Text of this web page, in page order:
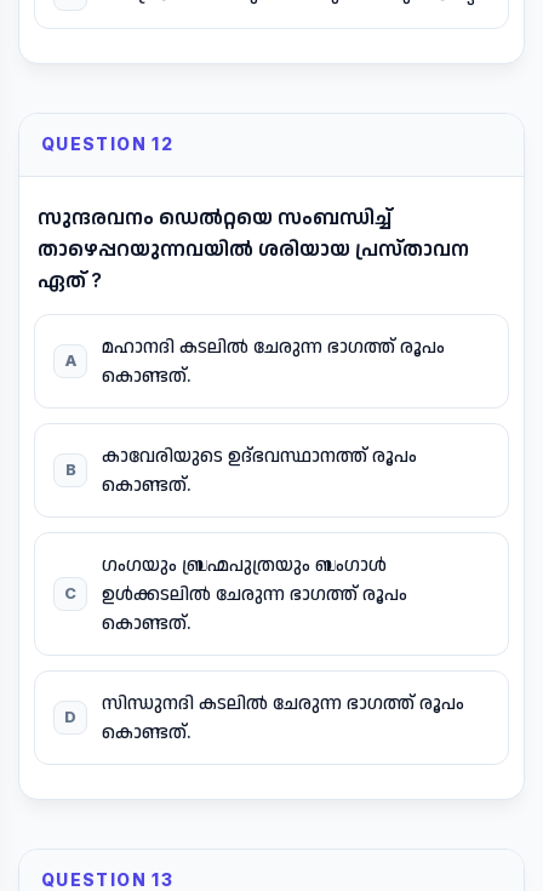
QUESTION 12
സുന്ദരവനം ഡെൽറ്റയെ സംബന്ധിച്ച്
താഴെപ്പറയുന്നവയിൽ ശരിയായ പ്രസ്താവന
ഏത് ?
A
മഹാനദി കടലിൽ ചേരുന്ന ഭാഗത്ത് രൂപം
കൊണ്ടത്.
B
കാവേരിയുടെ ഉദ്ഭവസ്ഥാനത്ത് രൂപം
കൊണ്ടത്.
C
ഗംഗയും ബ്രഹ്മപുത്രയും ബംഗാൾ
ഉൾക്കടലിൽ ചേരുന്ന ഭാഗത്ത് രൂപം
കൊണ്ടത്.
D
സിന്ധുനദി കടലിൽ ചേരുന്ന ഭാഗത്ത് രൂപം
കൊണ്ടത്.
QUESTION 13